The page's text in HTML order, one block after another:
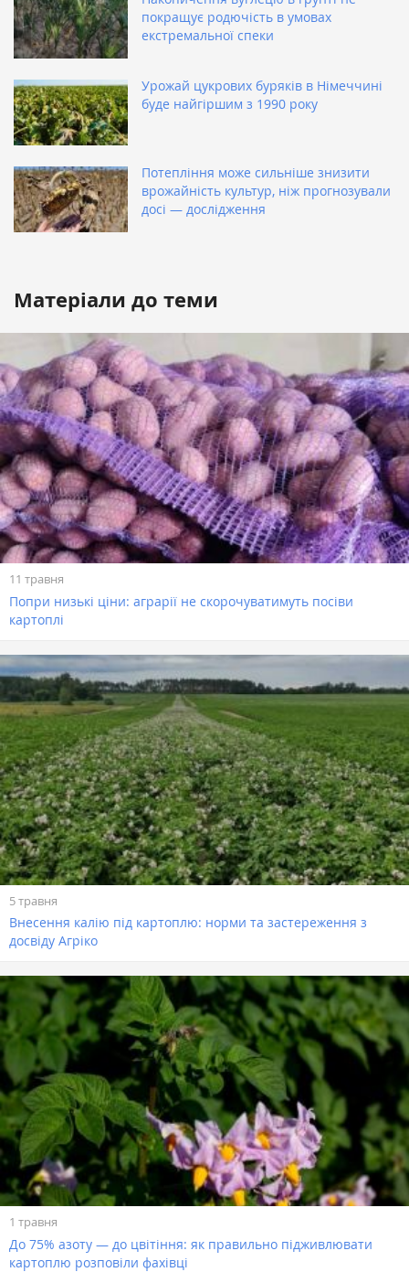
покращує родючість в умовах
екстремальної спеки
Урожай цукрових буряків в Німеччині
буде найгіршим з 1990 року
Потепління може сильніше знизити
врожайність культур, ніж прогнозували
досі — дослідження
Матеріали до теми
11 травня
Попри низькі ціни: аграрії не скорочуватимуть посіви
картоплі
5 травня
Внесення калію під картоплю: норми та застереження з
досвіду Агріко
1 травня
До 75% азоту — до цвітіння: як правильно підживлювати
картоплю розповіли фахівці